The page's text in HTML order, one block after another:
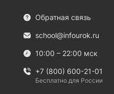
Обратная связь
school@infourok.ru
10:00 – 22:00 мск
+7 (800) 600-21-01
Бесплатно для России